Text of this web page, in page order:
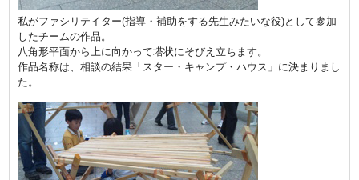
私がファシリテイター(指導・補助をする先生みたいな役)として参加
したチームの作品。
八角形平面から上に向かって塔状にそびえ立ちます。
作品名称は、相談の結果「スター・キャンプ・ハウス」に決まりまし
た。